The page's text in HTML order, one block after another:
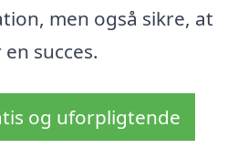
men også sikre, at
succes.
og uforpligtende